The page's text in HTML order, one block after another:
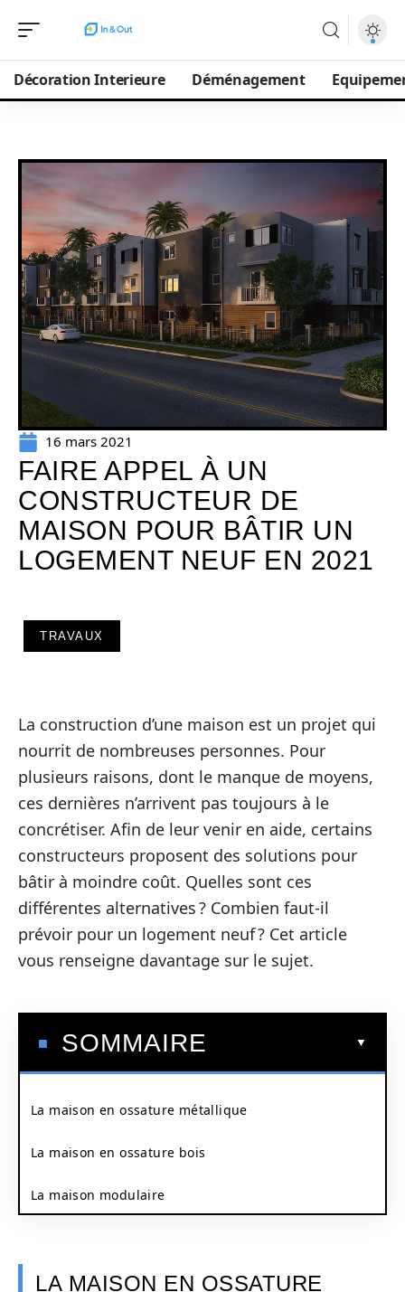
Décoration Interieure Déménagement
16 mars 2021
FAIRE APPEL À UN
CONSTRUCTEUR DE
MAISON POUR BÂTIR UN
LOGEMENT NEUF EN 2021
TRAVAUX
La construction d’une maison est un projet qui
nourrit de nombreuses personnes. Pour
plusieurs raisons, dont le manque de moyens,
ces dernières n’arrivent pas toujours à le
concrétiser. Afin de leur venir en aide, certains
constructeurs proposent des solutions pour
bâtir à moindre coût. Quelles sont ces
différentes alternatives ? Combien faut-il
prévoir pour un logement neuf ? Cet article
vous renseigne davantage sur le sujet.
SOMMAIRE
La maison en ossature métallique
La maison en ossature bois
La maison modulaire
LA MAISON EN OSSATURE